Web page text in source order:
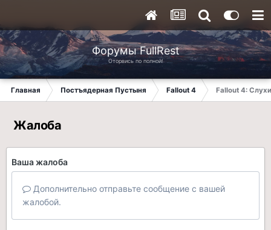
Форумы FullRest
Оторвись по полной!
Главная Постъядерная Пустыня Fallout 4 Fallout 4:
Жалоба
Ваша жалоба
Дополнительно отправьте сообщение с вашей
жалобой.